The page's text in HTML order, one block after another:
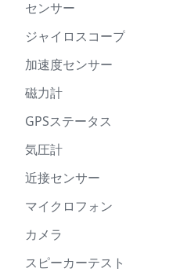
センサー
ジャイロスコープ
加速度センサー
磁力計
GPSステータス
気圧計
近接センサー
マイクロフォン
カメラ
スピーカーテスト